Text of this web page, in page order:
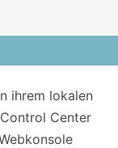
ihrem lokalen
Center